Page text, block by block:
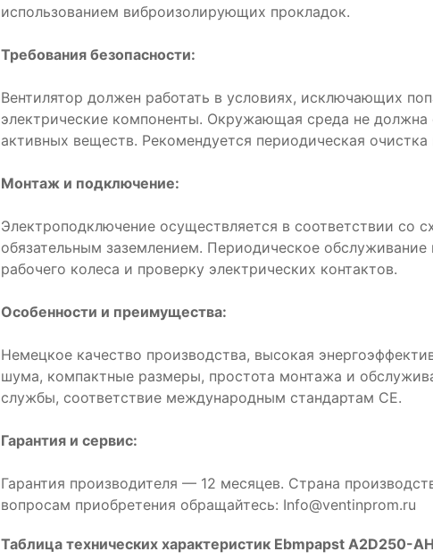
использованием виброизолирующих прокладок.
Требования безопасности:
Вентилятор должен работать в условиях, исключающих
электрические компоненты. Окружающая среда не
активных веществ. Рекомендуется периодическая очистка
Монтаж и подключение:
Электроподключение осуществляется в соответствии со
обязательным заземлением. Периодическое обслуживание
рабочего колеса и проверку электрических контактов.
Особенности и преимущества:
Немецкое качество производства, высокая
шума, компактные размеры, простота монтажа и
службы, соответствие международным стандартам CE.
Гарантия и сервис:
Гарантия производителя — 12 месяцев. Страна
вопросам приобретения обращайтесь: Info@ventinprom.ru
Таблица технических характеристик Ebmpapst A2D250-